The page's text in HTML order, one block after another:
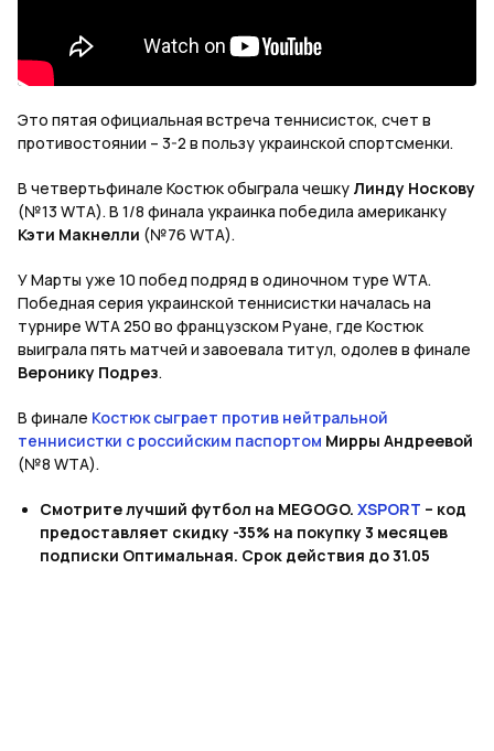
Это пятая официальная встреча теннисисток, счет в
противостоянии – 3-2 в пользу украинской спортсменки.
В четвертьфинале Костюк обыграла чешку Линду Носкову
(№13 WTA). В 1/8 финала украинка победила американку
Кэти Макнелли (№76 WTA).
У Марты уже 10 побед подряд в одиночном туре WTA.
Победная серия украинской теннисистки началась на
турнире WTA 250 во французском Руане, где Костюк
выиграла пять матчей и завоевала титул, одолев в финале
Веронику Подрез.
В финале Костюк сыграет против нейтральной
теннисистки с российским паспортом Мирры Андреевой
(№8 WTA).
Смотрите лучший футбол на MEGOGO. XSPORT – код
предоставляет скидку -35% на покупку 3 месяцев
подписки Оптимальная. Срок действия до 31.05